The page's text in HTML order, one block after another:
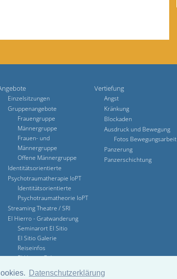
Datenschutzerklärung
Einzelsitzungen
Gruppenangebote
Frauengruppe
Männergruppe
Frauen- und
Männergruppe
Offene Männergruppe
Identitätsorientierte
Psychotraumatherapie IoPT
Identitätsorientierte
Psychotraumatheorie IoPT
Streaming Theatre / SRI
El Hierro - Gratwanderung
Seminarort El Sitio
El Sitio Galerie
Reiseinfos
El Hierro Galerie
Vertiefung
Angst
Kränkung
Blockaden
Ausdruck und Bewegung
Fotos Bewegungsarbeit
Panzerung
Panzerschichtung